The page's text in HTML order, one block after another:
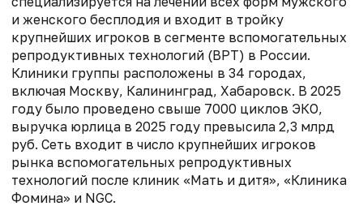
и женского бесплодия и входит в тройку
крупнейших игроков в сегменте вспомогательных
репродуктивных технологий (ВРТ) в России.
Клиники группы расположены в 34 городах,
включая Москву, Калининград, Хабаровск. В 2025
году было проведено свыше 7000 циклов ЭКО,
выручка юрлица в 2025 году превысила 2,3 млрд
руб. Сеть входит в число крупнейших игроков
рынка вспомогательных репродуктивных
технологий после клиник «Мать и дитя», «Клиника
Фомина» и NGC.